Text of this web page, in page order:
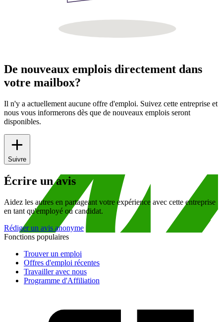
De nouveaux emplois directement dans
votre mailbox?
Il n'y a actuellement aucune offre d'emploi. Suivez cette entreprise et
nous vous informerons dès que de nouveaux emplois seront
disponibles.
Suivre
Écrire un avis
Aidez les autres en partageant votre expérience avec cette entreprise
en tant qu'employé ou candidat.
Rédiger un avis anonyme
Fonctions populaires
Trouver un emploi
Offres d'emploi récentes
Travailler avec nous
Programme d'Affiliation